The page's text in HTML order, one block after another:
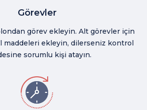
Görevler
görev ekleyin. Alt görevler için
maddeleri ekleyin, dilerseniz kontrol
sorumlu kişi atayın.